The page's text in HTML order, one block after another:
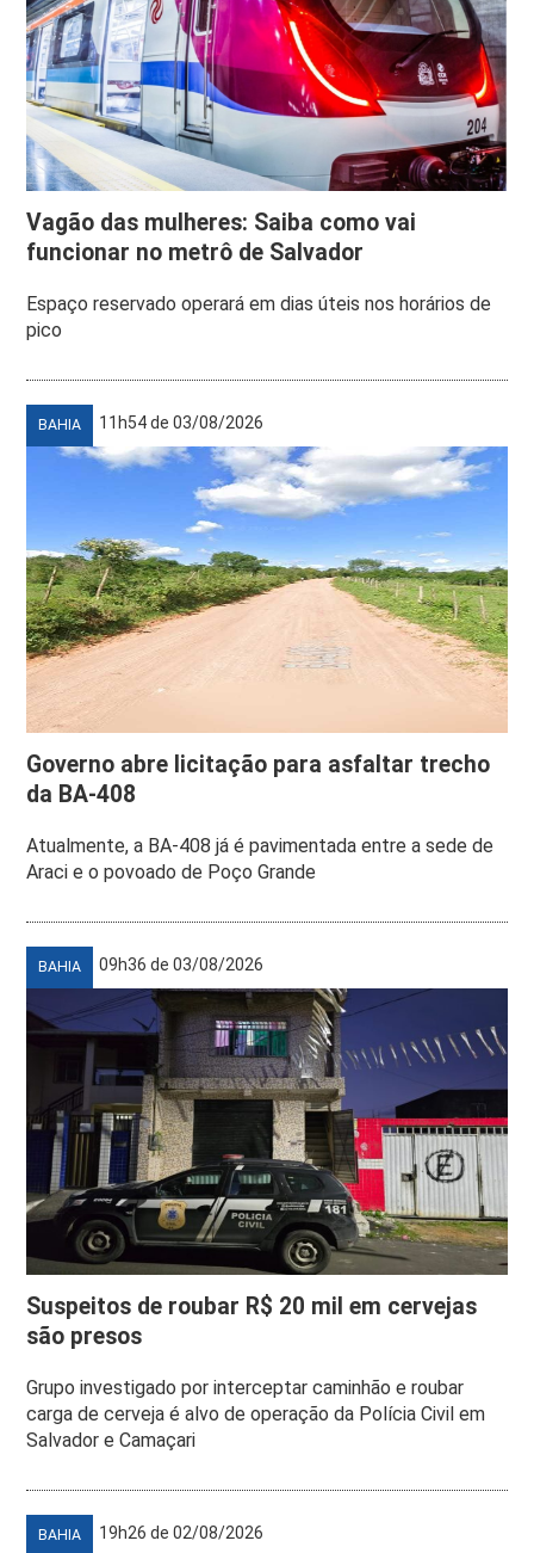
Vagão das mulheres: Saiba como vai
funcionar no metrô de Salvador
Espaço reservado operará em dias úteis nos horários de
pico
BAHIA 11h54 de 03/08/2026
Governo abre licitação para asfaltar trecho
da BA-408
Atualmente, a BA-408 já é pavimentada entre a sede de
Araci e o povoado de Poço Grande
BAHIA 09h36 de 03/08/2026
Suspeitos de roubar R$ 20 mil em cervejas
são presos
Grupo investigado por interceptar caminhão e roubar
carga de cerveja é alvo de operação da Polícia Civil em
Salvador e Camaçari
BAHIA 19h26 de 02/08/2026